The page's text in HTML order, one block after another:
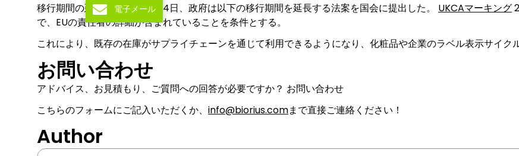
移行期間の延長：2022年11月14日、政府は以下の移行期間を延長する法案を国会に提出した。 UKCAマーキング
で、EUの責任者の詳細が含まれていることを条件とする。
これにより、既存の在庫がサプライチェーンを通じて利用できるようになり、化粧品や企業のラベル表示サイク
お問い合わせ
アドバイス、お見積もり、ご質問への回答が必要ですか？ お問い合わせ
こちらのフォームにご記入いただくか、 info@biorius.comまで直接ご連絡ください！
Author
電子メール